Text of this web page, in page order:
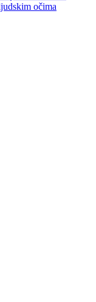
očima